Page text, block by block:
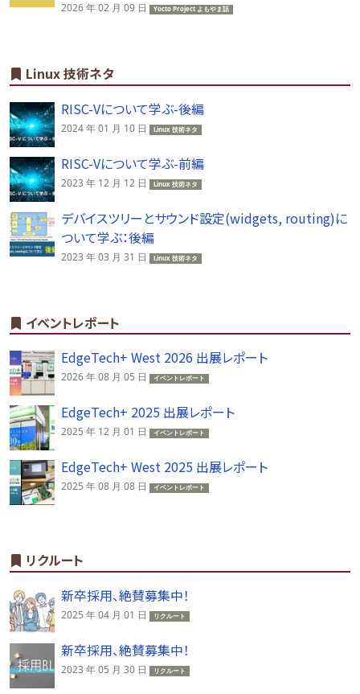
2026 年 02 月 09 日 Yocto Project よもやま話
Linux 技術ネタ
RISC-Vについて学ぶ-後編
2024 年 01 月 10 日 Linux 技術ネタ
RISC-Vについて学ぶ-前編
2023 年 12 月 12 日 Linux 技術ネタ
デバイスツリーとサウンド設定(widgets, routing)に
ついて学ぶ：後編
2023 年 03 月 31 日 Linux 技術ネタ
イベントレポート
EdgeTech+ West 2026 出展レポート
2026 年 08 月 05 日 イベントレポート
EdgeTech+ 2025 出展レポート
2025 年 12 月 01 日 イベントレポート
EdgeTech+ West 2025 出展レポート
2025 年 08 月 08 日 イベントレポート
リクルート
新卒採用、絶賛募集中！
2025 年 04 月 01 日 リクルート
新卒採用、絶賛募集中！
2023 年 05 月 30 日 リクルート